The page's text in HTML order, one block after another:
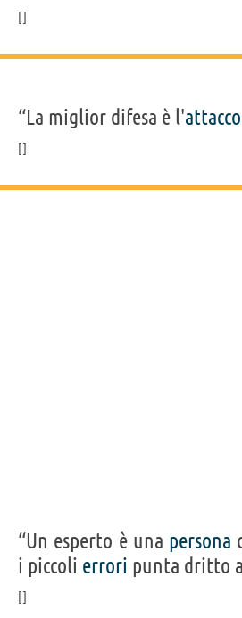
782IN
“I cretini sono sempre
“La miglior difesa è l'attacco
“Un esperto è una persona
i piccoli errori punta dritto